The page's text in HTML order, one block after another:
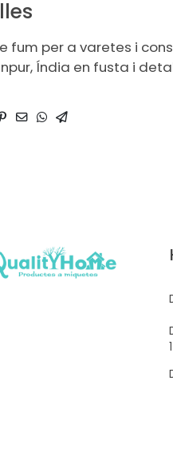
fum per a varetes i
Índia en fusta i